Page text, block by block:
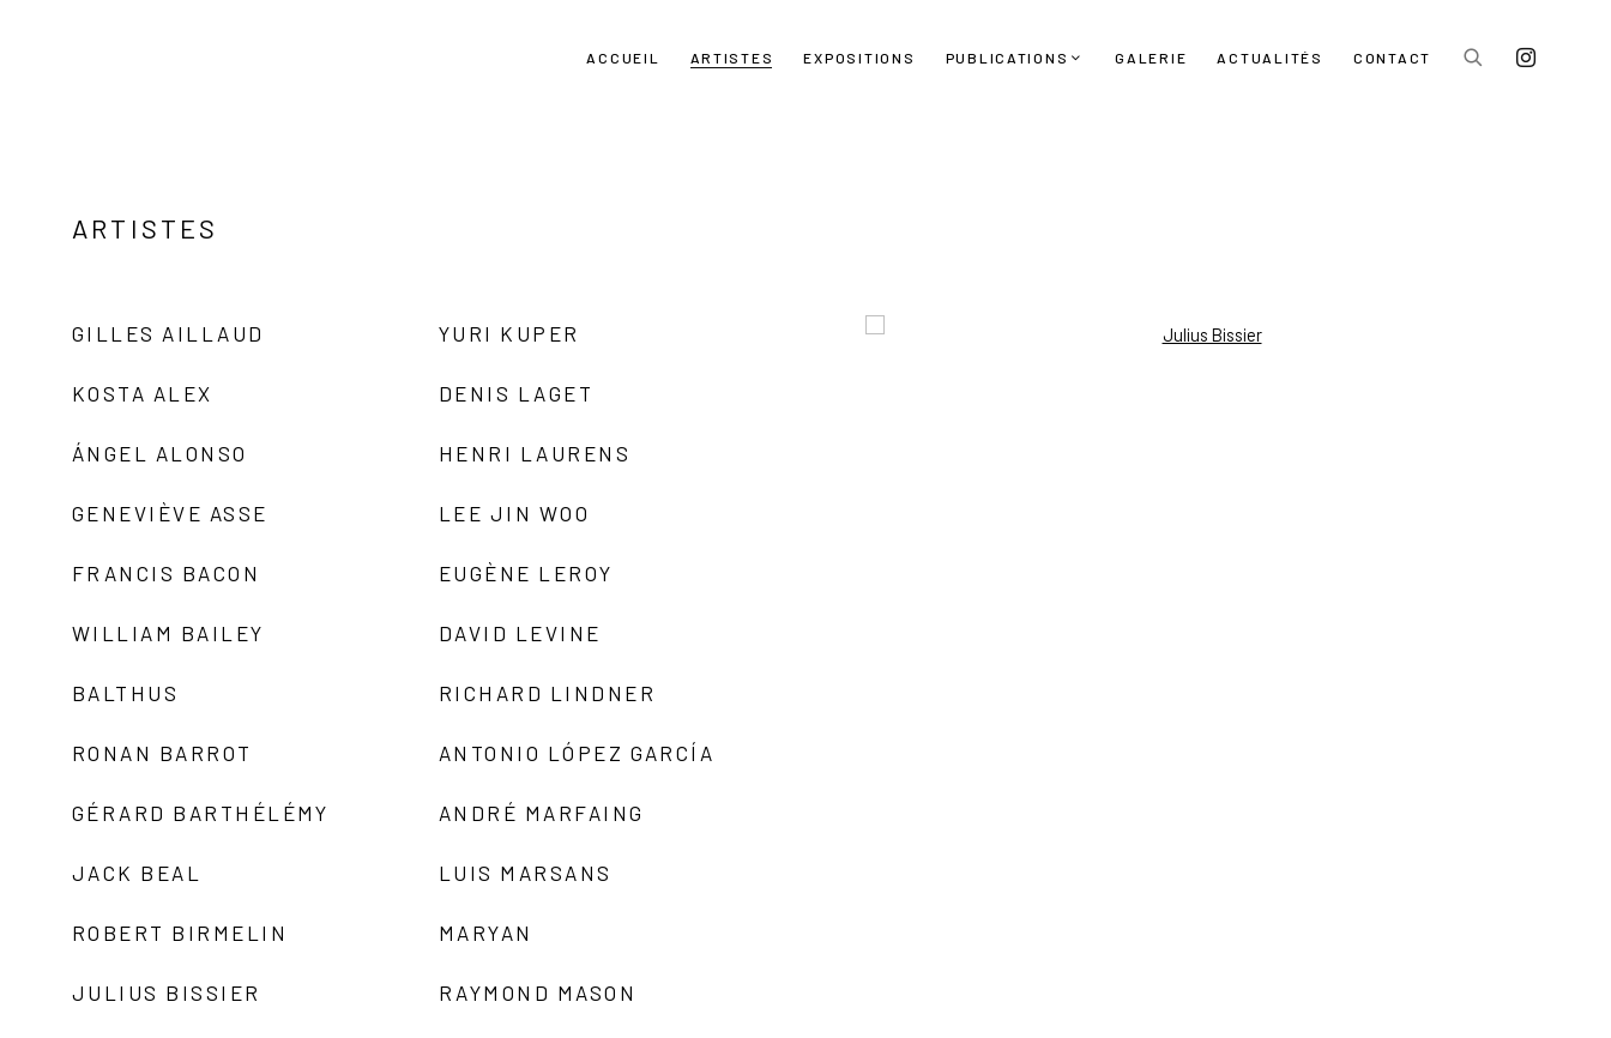
ACCUEIL ARTISTES EXPOSITIONS PUBLICATIONS GALERIE ACTUALITÉS CONTACT
ARTISTES
GILLES AILLAUD
KOSTA ALEX
ÁNGEL ALONSO
GENEVIÈVE ASSE
FRANCIS BACON
WILLIAM BAILEY
BALTHUS
RONAN BARROT
GÉRARD BARTHÉLÉMY
JACK BEAL
ROBERT BIRMELIN
JULIUS BISSIER
YURI KUPER
DENIS LAGET
HENRI LAURENS
LEE JIN WOO
EUGÈNE LEROY
DAVID LEVINE
RICHARD LINDNER
ANTONIO LÓPEZ GARCÍA
ANDRÉ MARFAING
LUIS MARSANS
MARYAN
RAYMOND MASON